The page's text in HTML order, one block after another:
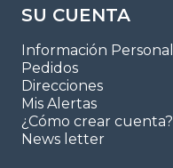
SU CUENTA
Información Personal
Pedidos
Direcciones
Mis Alertas
¿Cómo crear cuenta?
News letter